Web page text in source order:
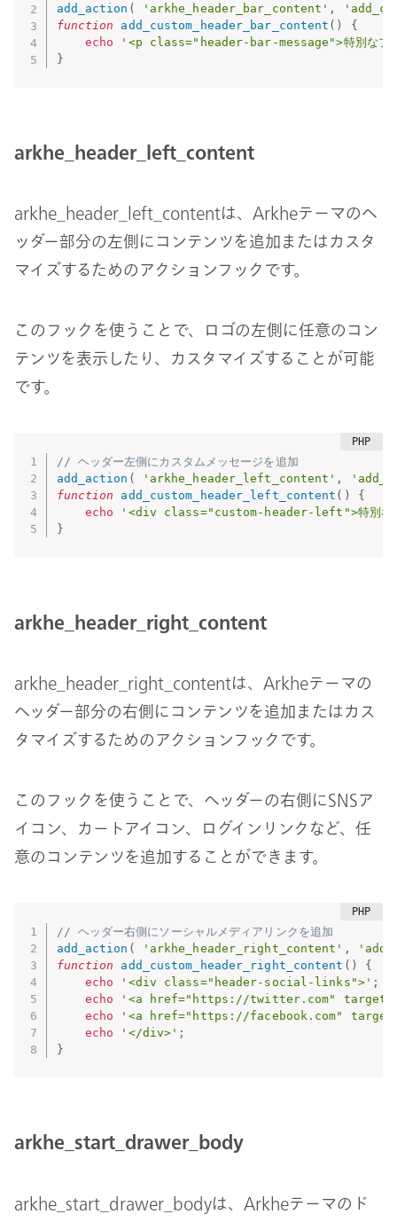
add_action ( 'arkhe_header_bar_content' ,
function
add_custom_header_bar_content ( )
{
echo
'<p class="header-bar-message">特別なプロ
}
arkhe_header_left_content
arkhe_header_left_contentは、Arkheテーマのヘ
ッダー部分の左側にコンテンツを追加またはカスタ
マイズするためのアクションフックです。
このフックを使うことで、ロゴの左側に任意のコン
テンツを表示したり、カスタマイズすることが可能
です。
// ヘッダー左側にカスタムメッセージを追加
add_action ( 'arkhe_header_left_content' ,
function
add_custom_header_left_content ( )
{
echo
'<div class="custom-header-left">特別な
}
arkhe_header_right_content
arkhe_header_right_contentは、Arkheテーマの
ヘッダー部分の右側にコンテンツを追加またはカス
タマイズするためのアクションフックです。
このフックを使うことで、ヘッダーの右側にSNSア
イコン、カートアイコン、ログインリンクなど、任
意のコンテンツを追加することができます。
// ヘッダー右側にソーシャルメディアリンクを追加
add_action ( 'arkhe_header_right_content' ,
function
add_custom_header_right_content ( )
{
echo
'<div class="header-social-links">' ;
echo
'<a href="https://twitter.com"
echo
'<a href="https://facebook.com"
echo
'</div>' ;
}
arkhe_start_drawer_body
arkhe_start_drawer_bodyは、Arkheテーマのド